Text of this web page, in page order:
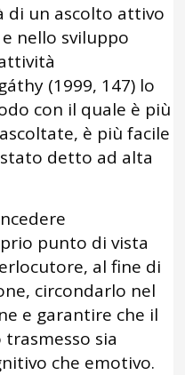
di un ascolto attivo
nello sviluppo
(1999, 147) lo
con il quale è più
è più facile
detto ad alta
punto di vista
al fine di
circondarlo nel
e garantire che il
sia
che emotivo.